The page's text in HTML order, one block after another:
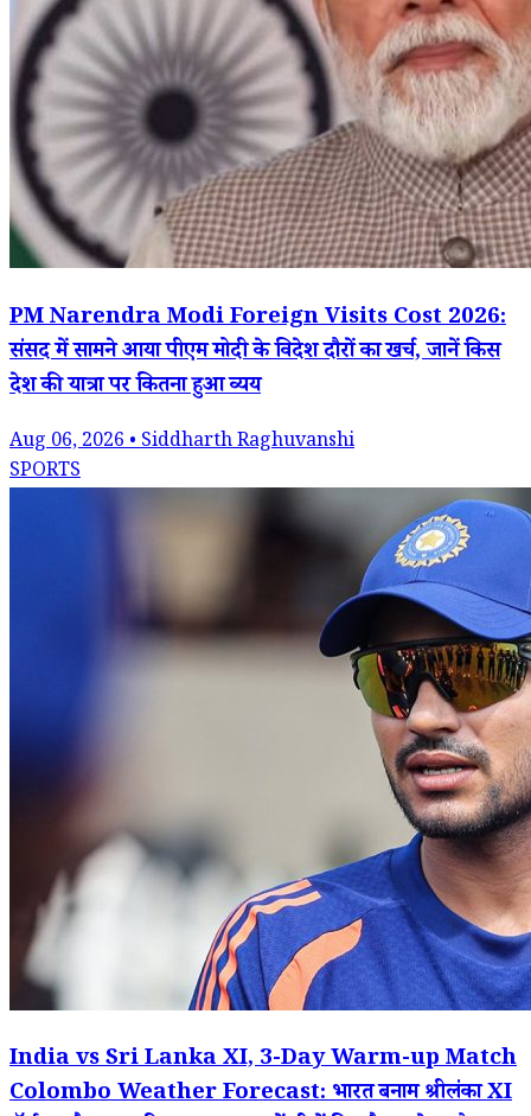
PM Narendra Modi Foreign Visits Cost 2026:
संसद में सामने आया पीएम मोदी के विदेश दौरों का खर्च, जानें किस
देश की यात्रा पर कितना हुआ व्यय
Aug 06, 2026 • Siddharth Raghuvanshi
SPORTS
India vs Sri Lanka XI, 3-Day Warm-up Match
Colombo Weather Forecast: भारत बनाम श्रीलंका XI